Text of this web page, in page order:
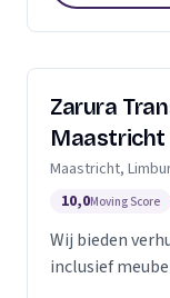
Zarura
Maastricht
Maastricht,
10,0Moving Score
Wij bieden
inclusief